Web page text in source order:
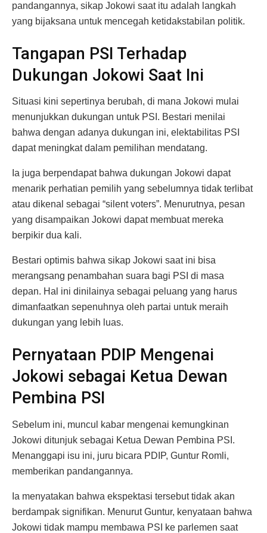
pandangannya, sikap Jokowi saat itu adalah langkah
yang bijaksana untuk mencegah ketidakstabilan politik.
Tangapan PSI Terhadap
Dukungan Jokowi Saat Ini
Situasi kini sepertinya berubah, di mana Jokowi mulai
menunjukkan dukungan untuk PSI. Bestari menilai
bahwa dengan adanya dukungan ini, elektabilitas PSI
dapat meningkat dalam pemilihan mendatang.
Ia juga berpendapat bahwa dukungan Jokowi dapat
menarik perhatian pemilih yang sebelumnya tidak terlibat
atau dikenal sebagai “silent voters”. Menurutnya, pesan
yang disampaikan Jokowi dapat membuat mereka
berpikir dua kali.
Bestari optimis bahwa sikap Jokowi saat ini bisa
merangsang penambahan suara bagi PSI di masa
depan. Hal ini dinilainya sebagai peluang yang harus
dimanfaatkan sepenuhnya oleh partai untuk meraih
dukungan yang lebih luas.
Pernyataan PDIP Mengenai
Jokowi sebagai Ketua Dewan
Pembina PSI
Sebelum ini, muncul kabar mengenai kemungkinan
Jokowi ditunjuk sebagai Ketua Dewan Pembina PSI.
Menanggapi isu ini, juru bicara PDIP, Guntur Romli,
memberikan pandangannya.
Ia menyatakan bahwa ekspektasi tersebut tidak akan
berdampak signifikan. Menurut Guntur, kenyataan bahwa
Jokowi tidak mampu membawa PSI ke parlemen saat